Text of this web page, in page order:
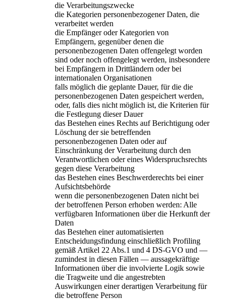
die Verarbeitungszwecke
die Kategorien personenbezogener Daten, die
verarbeitet werden
die Empfänger oder Kategorien von
Empfängern, gegenüber denen die
personenbezogenen Daten offengelegt worden
sind oder noch offengelegt werden, insbesondere
bei Empfängern in Drittländern oder bei
internationalen Organisationen
falls möglich die geplante Dauer, für die die
personenbezogenen Daten gespeichert werden,
oder, falls dies nicht möglich ist, die Kriterien für
die Festlegung dieser Dauer
das Bestehen eines Rechts auf Berichtigung oder
Löschung der sie betreffenden
personenbezogenen Daten oder auf
Einschränkung der Verarbeitung durch den
Verantwortlichen oder eines Widerspruchsrechts
gegen diese Verarbeitung
das Bestehen eines Beschwerderechts bei einer
Aufsichtsbehörde
wenn die personenbezogenen Daten nicht bei
der betroffenen Person erhoben werden: Alle
verfügbaren Informationen über die Herkunft der
Daten
das Bestehen einer automatisierten
Entscheidungsfindung einschließlich Profiling
gemäß Artikel 22 Abs.1 und 4 DS-GVO und —
zumindest in diesen Fällen — aussagekräftige
Informationen über die involvierte Logik sowie
die Tragweite und die angestrebten
Auswirkungen einer derartigen Verarbeitung für
die betroffene Person